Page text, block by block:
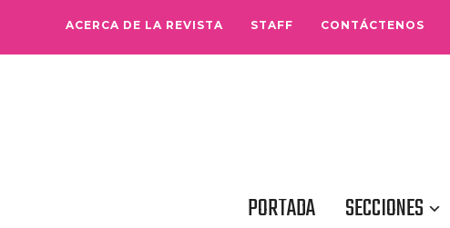
ACERCA DE LA REVISTA STAFF CONTÁCTENOS
PORTADA SECCIONES